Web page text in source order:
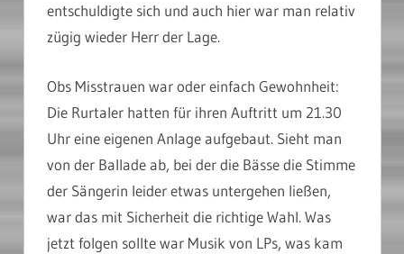
entschuldigte sich und auch hier war man relativ
zügig wieder Herr der Lage.
Obs Misstrauen war oder einfach Gewohnheit:
Die Rurtaler hatten für ihren Auftritt um 21.30
Uhr eine eigenen Anlage aufgebaut. Sieht man
von der Ballade ab, bei der die Bässe die Stimme
der Sängerin leider etwas untergehen ließen,
war das mit Sicherheit die richtige Wahl. Was
jetzt folgen sollte war Musik von LPs, was kam